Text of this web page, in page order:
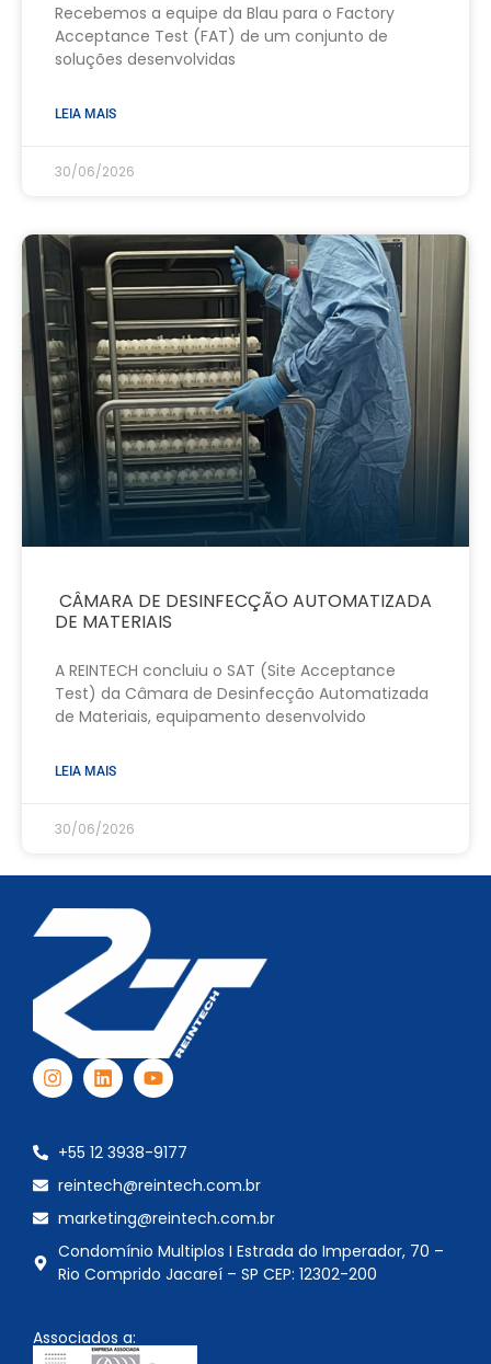
Recebemos a equipe da Blau para o Factory
Acceptance Test (FAT) de um conjunto de
soluções desenvolvidas
LEIA MAIS
30/06/2026
CÂMARA DE DESINFECÇÃO AUTOMATIZADA
DE MATERIAIS
A REINTECH concluiu o SAT (Site Acceptance
Test) da Câmara de Desinfecção Automatizada
de Materiais, equipamento desenvolvido
LEIA MAIS
30/06/2026
+55 12 3938-9177
reintech@reintech.com.br
marketing@reintech.com.br
Condomínio Multiplos I Estrada do Imperador, 70 –
Rio Comprido Jacareí – SP CEP: 12302-200
Associados a: